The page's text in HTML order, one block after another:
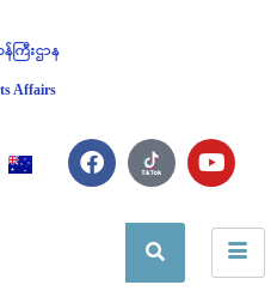
ကြီးဌာန
Affairs